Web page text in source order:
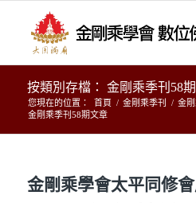
按類別存檔： 金剛乘季刊58
您現在的位置： 首頁 / 金剛乘季刊 / 金
金剛乘季刊58期文章
金剛乘學會太平同修